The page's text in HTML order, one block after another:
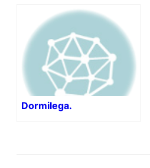
Dormilega.